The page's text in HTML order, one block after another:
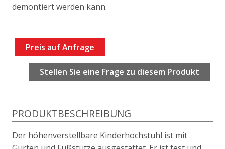
demontiert werden kann.
Preis auf Anfrage
Stellen Sie eine Frage zu diesem Produkt
PRODUKTBESCHREIBUNG
Der höhenverstellbare Kinderhochstuhl ist mit